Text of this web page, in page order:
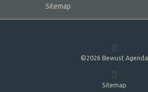
Sitemap
©2026 Bewust Agenda
Sitemap